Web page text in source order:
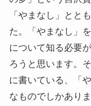
「やまなし」とと
た。「やまなし」
について知る必要
ろうと思います。
に書いている、「
なものでしかあり